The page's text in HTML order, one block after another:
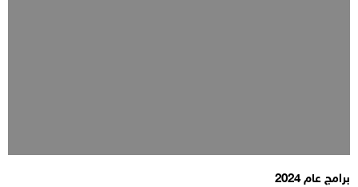
برامج عام 2024